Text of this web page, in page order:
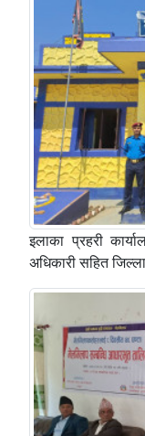
इलाका प्रहरी
अधिकारी सहित